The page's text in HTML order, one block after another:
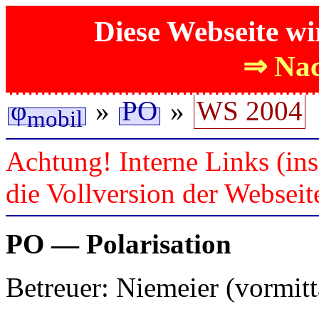
Diese Webseite
⇒
φmobil » PO » WS 2004
Achtung! Interne Links
die Vollversion der
PO — Polarisation
Betreuer: Niemeier